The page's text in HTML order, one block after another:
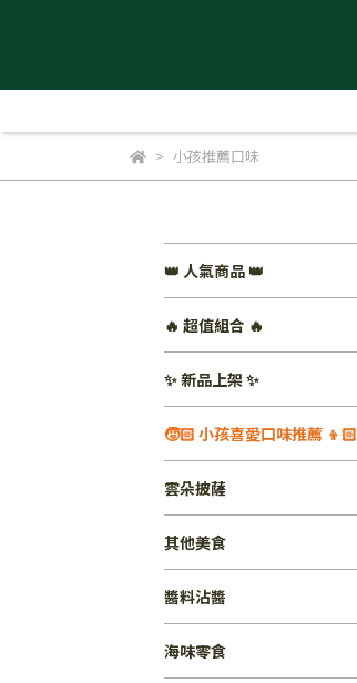
小孩推薦口味
👑 人氣商品 👑
🔥 超值組合 🔥
✨ 新品上架 ✨
🧒🏻 小孩喜愛口味推薦 👦🏻
雲朵披薩
其他美食
醬料沾醬
海味零食